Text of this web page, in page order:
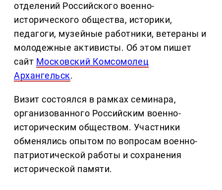
отделений Российского военно-
исторического общества, историки,
педагоги, музейные работники, ветераны и
молодежные активисты. Об этом пишет
сайт Московский Комсомолец
Архангельск.
Визит состоялся в рамках семинара,
организованного Российским военно-
историческим обществом. Участники
обменялись опытом по вопросам военно-
патриотической работы и сохранения
исторической памяти.